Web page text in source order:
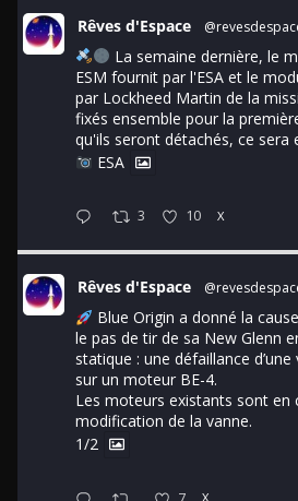
Rêves d'Espace
La semaine dernière, le
ESM fournit par l'ESA et le
par Lockheed Martin de la
fixés ensemble pour la
qu'ils seront détachés, ce sera
ESA
3 10 X
Rêves d'Espace
Blue Origin a donné la
le pas de tir de sa New Glenn
statique : une défaillance d’une
sur un moteur BE-4.
Les moteurs existants sont en
modification de la vanne.
1/2
X